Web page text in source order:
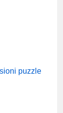
puzzle